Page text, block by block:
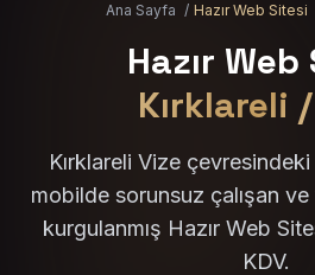
Ana Sayfa / Hazır Web Sitesi
Hazır
Kırklareli
Kırklareli Vize
mobilde sorunsuz çalışan
kurgulanmış Hazır Web
KDV.